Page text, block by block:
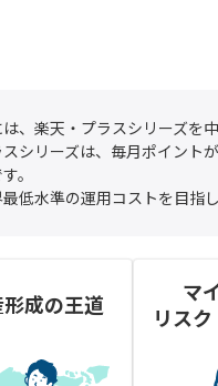
、楽天・プラスシリーズを
シリーズは、毎月ポイント
。
低水準の運用コストを目指
成の王道
マ
リス